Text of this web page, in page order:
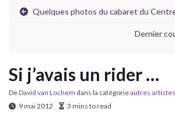
Quelques photos du cabaret du
Dernier
Si j’avais un rider …
DeDavid van Lochem dans la catégorieautres artistes
9 mai 2012
3 mins to read